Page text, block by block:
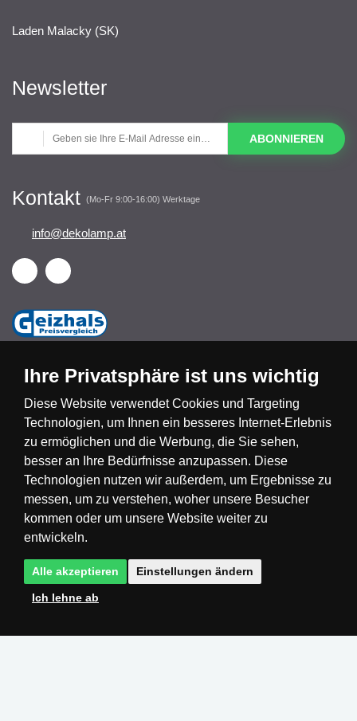
Laden Malacky (SK)
Newsletter
ABONNIEREN
Kontakt (Mo-Fr 9:00-16:00) Werktage
info@dekolamp.at
Česká republika Slovensko Deutschland
Magyarország Österreich België
Nederland
Ihre Privatsphäre ist uns wichtig
Diese Website verwendet Cookies und Targeting
Technologien, um Ihnen ein besseres Internet-Erlebnis
zu ermöglichen und die Werbung, die Sie sehen,
besser an Ihre Bedürfnisse anzupassen. Diese
Technologien nutzen wir außerdem, um Ergebnisse zu
messen, um zu verstehen, woher unsere Besucher
kommen oder um unsere Website weiter zu
entwickeln.
Alle akzeptieren Einstellungen ändern
Ich lehne ab